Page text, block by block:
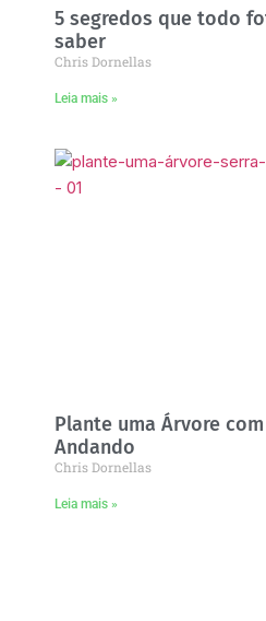
5 segredos que todo
saber
Chris Dornellas
Leia mais »
Plante uma Árvore
Andando
Chris Dornellas
Leia mais »